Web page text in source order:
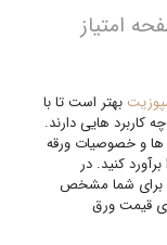
امتیاز
بهتر است تا با
کاربرد هایی دارند.
ها و خصوصیات ورقه
کنید. در
برای شما مشخص
قیمت ورق